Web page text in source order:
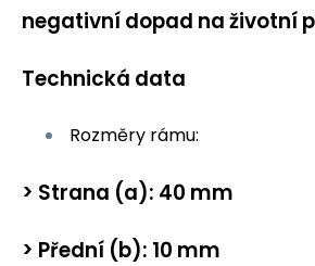
negativní dopad na životní
Technická data
Rozměry rámu:
> Strana (a): 40 mm
> Přední (b): 10 mm